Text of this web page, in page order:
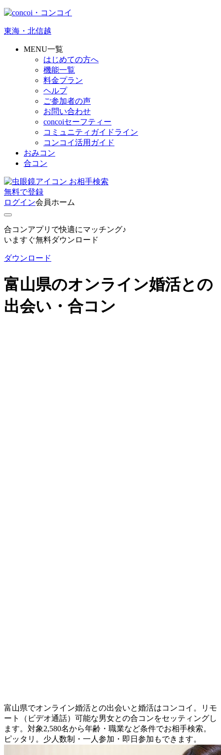
東海・北信越
MENU一覧
はじめての方へ
機能一覧
料金プラン
ヘルプ
ご参加者の声
お問い合わせ
concoiセーフティー
コミュニティガイドライン
コンコイ活用ガイド
おみコン
合コン
お相手検索
無料で登録
ログイン会員ホーム
合コンアプリで快適にマッチング♪
いますぐ無料ダウンロード
ダウンロード
富山県のオンライン婚活との
出会い・合コン
富山県でオンライン婚活との出会いと婚活はコンコイ。リモ
ート（ビデオ通話）可能な男女との合コンをセッティングし
ます。対象2,580名から年齢・職業など条件でお相手検索。
ピッタリ。少人数制・一人参加・即日参加もできます。